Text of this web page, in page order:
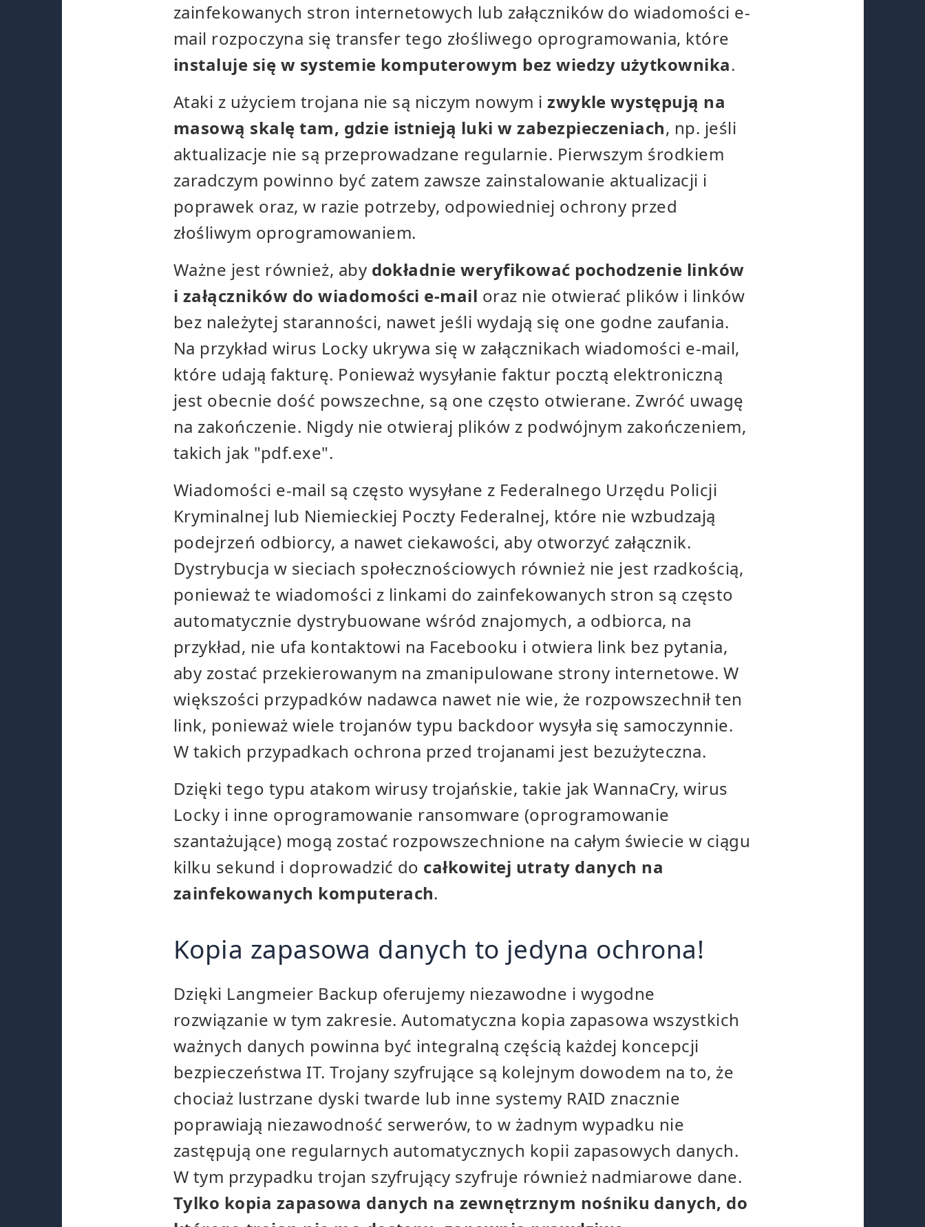
zainfekowanych stron internetowych lub załączników do wiadomości e-
mail rozpoczyna się transfer tego złośliwego oprogramowania, które
instaluje się w systemie komputerowym bez wiedzy użytkownika.
Ataki z użyciem trojana nie są niczym nowym izwykle występują na
masową skalę tam, gdzie istnieją luki w zabezpieczeniach, np. jeśli
aktualizacje nie są przeprowadzane regularnie. Pierwszym środkiem
zaradczym powinno być zatem zawsze zainstalowanie aktualizacji i
poprawek oraz, w razie potrzeby, odpowiedniej ochrony przed
złośliwym oprogramowaniem.
Ważne jest również, aby dokładnie weryfikować pochodzenie linków
i załączników do wiadomości e-mail oraz nie otwierać plików i linków
bez należytej staranności, nawet jeśli wydają się one godne zaufania.
Na przykład wirus Locky ukrywa się w załącznikach wiadomości e-mail,
które udają fakturę. Ponieważ wysyłanie faktur pocztą elektroniczną
jest obecnie dość powszechne, są one często otwierane. Zwróć uwagę
na zakończenie. Nigdy nie otwieraj plików z podwójnym zakończeniem,
takich jak "pdf.exe".
Wiadomości e-mail są często wysyłane z Federalnego Urzędu Policji
Kryminalnej lub Niemieckiej Poczty Federalnej, które nie wzbudzają
podejrzeń odbiorcy, a nawet ciekawości, aby otworzyć załącznik.
Dystrybucja w sieciach społecznościowych również nie jest rzadkością,
ponieważ te wiadomości z linkami do zainfekowanych stron są często
automatycznie dystrybuowane wśród znajomych, a odbiorca, na
przykład, nie ufa kontaktowi na Facebooku i otwiera link bez pytania,
aby zostać przekierowanym na zmanipulowane strony internetowe. W
większości przypadków nadawca nawet nie wie, że rozpowszechnił ten
link, ponieważ wiele trojanów typu backdoor wysyła się samoczynnie.
W takich przypadkach ochrona przed trojanami jest bezużyteczna.
Dzięki tego typu atakom wirusy trojańskie, takie jak WannaCry, wirus
Locky i inne oprogramowanie ransomware (oprogramowanie
szantażujące) mogą zostać rozpowszechnione na całym świecie w ciągu
kilku sekund i doprowadzić do całkowitej utraty danych na
zainfekowanych komputerach.
Kopia zapasowa danych to jedyna ochrona!
Dzięki Langmeier Backup oferujemy niezawodne i wygodne
rozwiązanie w tym zakresie. Automatyczna kopia zapasowa wszystkich
ważnych danych powinna być integralną częścią każdej koncepcji
bezpieczeństwa IT. Trojany szyfrujące są kolejnym dowodem na to, że
chociaż lustrzane dyski twarde lub inne systemy RAID znacznie
poprawiają niezawodność serwerów, to w żadnym wypadku nie
zastępują one regularnych automatycznych kopii zapasowych danych.
W tym przypadku trojan szyfrujący szyfruje również nadmiarowe dane.
Tylko kopia zapasowa danych na zewnętrznym nośniku danych, do